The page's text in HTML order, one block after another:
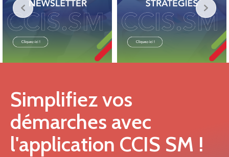
Simplifiez vos
démarches avec
l'application CCIS SM !